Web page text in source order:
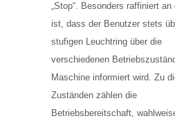
„Stop“. Besonders raffiniert an
ist, dass der Benutzer stets
stufigen Leuchtring über die
verschiedenen
Maschine informiert wird. Zu
Zuständen zählen die
Betriebsbereitschaft,